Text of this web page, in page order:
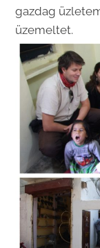
gazdag
üzemeltet.